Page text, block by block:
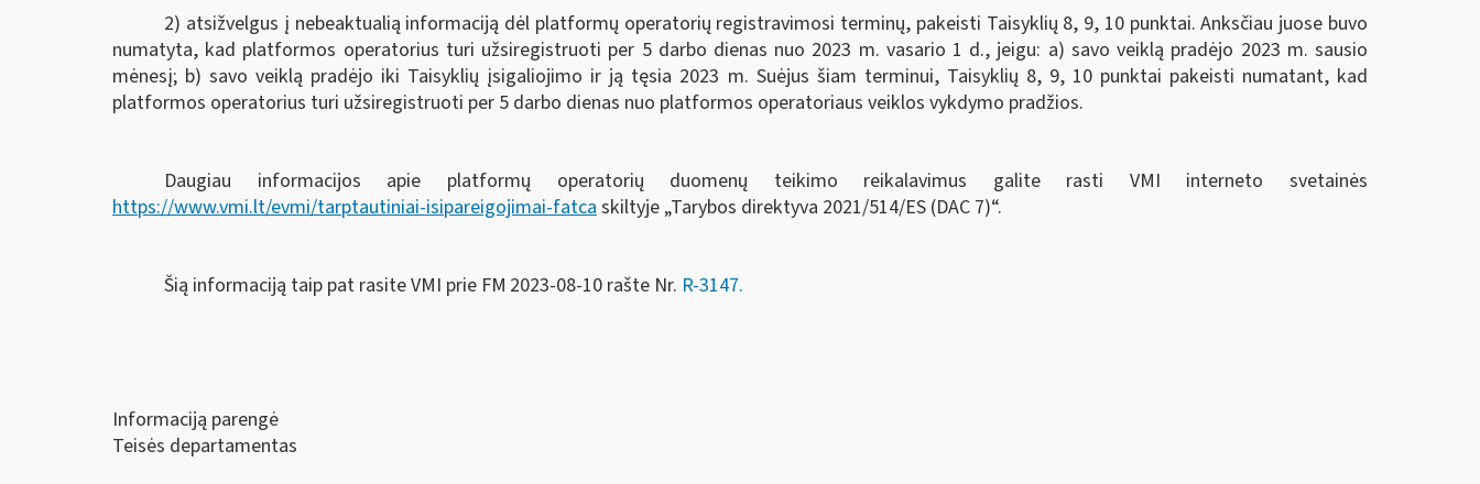
2) atsižvelgus į nebeaktualią informaciją dėl platformų operatorių registravimosi terminų, pakeisti Taisyklių 8, 9, 10 punktai. Anksčiau juose buvo
numatyta, kad platformos operatorius turi užsiregistruoti per 5 darbo dienas nuo 2023 m. vasario 1 d., jeigu: a) savo veiklą pradėjo 2023 m. sausio
mėnesį; b) savo veiklą pradėjo iki Taisyklių įsigaliojimo ir ją tęsia 2023 m. Suėjus šiam terminui, Taisyklių 8, 9, 10 punktai pakeisti numatant, kad
platformos operatorius turi užsiregistruoti per 5 darbo dienas nuo platformos operatoriaus veiklos vykdymo pradžios.
Daugiau informacijos apie platformų operatorių duomenų teikimo reikalavimus galite rasti VMI interneto svetainės
https://www.vmi.lt/evmi/tarptautiniai-isipareigojimai-fatcaskiltyje „Tarybos direktyva 2021/514/ES (DAC 7)“.
Šią informaciją taip pat rasite VMI prie FM 2023-08-10 rašte Nr. R-3147.
Informaciją parengė
Teisės departamentas